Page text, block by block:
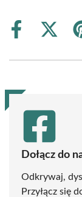
Share
Share
Dołącz do
Odkrywaj,
Przyłącz się